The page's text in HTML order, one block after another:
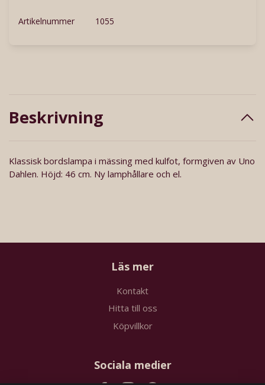
Artikelnummer 1055
Beskrivning
Klassisk bordslampa i mässing med kulfot, formgiven av Uno
Dahlen. Höjd: 46 cm. Ny lamphållare och el.
Läs mer
Kontakt
Hitta till oss
Köpvillkor
Sociala medier